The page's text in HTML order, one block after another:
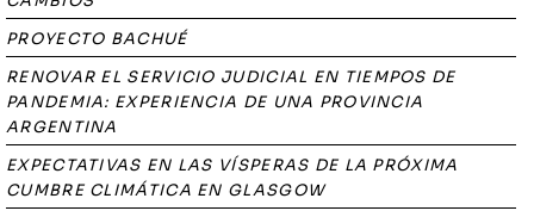
PROYECTO BACHUÉ
RENOVAR EL SERVICIO JUDICIAL EN TIEMPOS DE
PANDEMIA: EXPERIENCIA DE UNA PROVINCIA
ARGENTINA
EXPECTATIVAS EN LAS VÍSPERAS DE LA PRÓXIMA
CUMBRE CLIMÁTICA EN GLASGOW